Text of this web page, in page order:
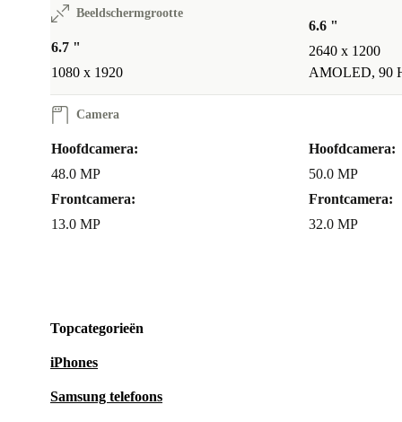
houd je jouw gegevens altijd veilig.
refurbed voordelen voor jou
Minimaal12 maanden garantievoor extra zekerheid
30 dagen gratis retourneren
Duurzaam alternatief: verklein je ecologische voetafdruk met
smartphone
Beeldschermgrootte
6.7 "
1080 x 1920
6.6 "
2640 x 1200
AMOLED, 90
Camera
Hoofdcamera:
48.0 MP
Frontcamera:
13.0 MP
Hoofdcamera:
50.0 MP
Frontcamera:
32.0 MP
Topcategorieën
iPhones
Samsung telefoons